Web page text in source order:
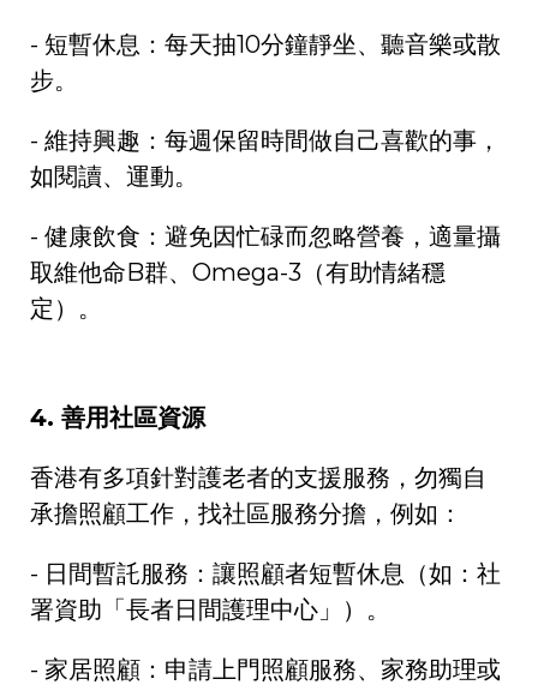
- 短暫休息：每天抽10分鐘靜坐、聽音樂或散
步。
- 維持興趣：每週保留時間做自己喜歡的事，
如閱讀、運動。
- 健康飲食：避免因忙碌而忽略營養，適量攝
取維他命B群、 Omega-3 （有助情緒穩
定）。
4. 善用社區資源
香港有多項針對護老者的支援服務，勿獨自
承擔照顧工作，找社區服務分擔，例如：
- 日間暫託服務：讓照顧者短暫休息（如：社
署資助「長者日間護理中心」）。
- 家居照顧：申請上門照顧服務、家務助理或